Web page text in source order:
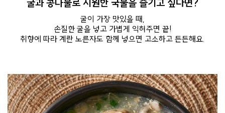
굴과 콩나물로 시원한 국물을 즐기고 싶다면?
굴이 가장 맛있을 때,
손질한 굴을 넣고 가볍게 익혀주면 끝!
취향에 따라 계란 노른자도 함께 넣으면 고소하고 든든해요.